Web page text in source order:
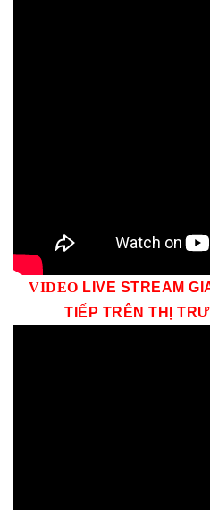
VIDEO LIVE STREAM
TIẾP TRÊN THỊ